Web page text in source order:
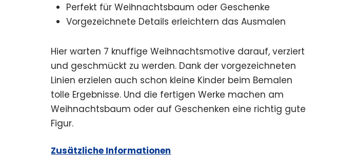
Perfekt für Weihnachtsbaum oder Geschenke
Vorgezeichnete Details erleichtern das Ausmalen
Hier warten 7 knuffige Weihnachtsmotive darauf, verziert
und geschmückt zu werden. Dank der vorgezeichneten
Linien erzielen auch schon kleine Kinder beim Bemalen
tolle Ergebnisse. Und die fertigen Werke machen am
Weihnachtsbaum oder auf Geschenken eine richtig gute
Figur.
Zusätzliche Informationen